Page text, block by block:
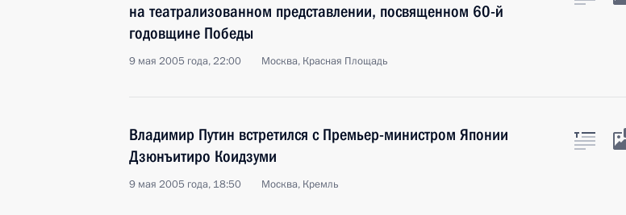
на театрализованном представлении, посвященном 60-й
годовщине Победы
9 мая 2005 года, 22:00 Москва, Красная Площадь
Владимир Путин встретился с Премьер-министром Японии
Дзюнъитиро Коидзуми
9 мая 2005 года, 18:50 Москва, Кремль